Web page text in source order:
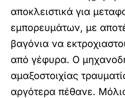
αποκλειστικά για
εμπορευμάτων, με
βαγόνια να
από γέφυρα. Ο
αμαξοστοιχίας
αργότερα πέθανε.